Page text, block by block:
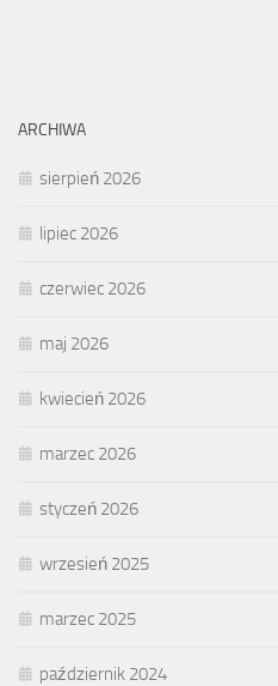
ARCHIWA
sierpień 2026
lipiec 2026
czerwiec 2026
maj 2026
kwiecień 2026
marzec 2026
styczeń 2026
wrzesień 2025
marzec 2025
październik 2024